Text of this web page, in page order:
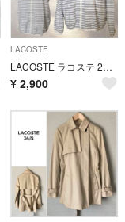
LACOSTE
LACOSTE ラコステ 2WAY ボーダー ジップアップ ジャケット 38 M
¥ 2,900